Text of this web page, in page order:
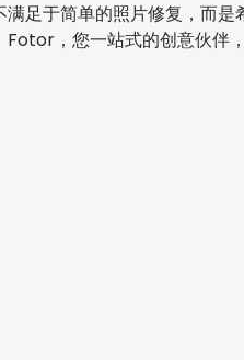
满足于简单的照片修复，而
Fotor，您一站式的创意伙伴